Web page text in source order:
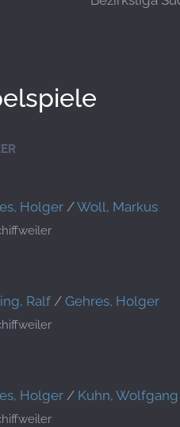
Holger /Woll, Markus
Ralf/ Gehres, Holger
Holger / Kuhn, Wolfgang